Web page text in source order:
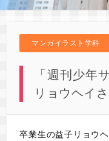
マンガイラスト学科
「週刊少年
リョウヘイ
卒業生の益子リョウ